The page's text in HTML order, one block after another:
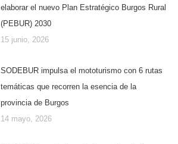
elaborar el nuevo Plan Estratégico Burgos Rural
(PEBUR) 2030
15 junio, 2026
SODEBUR impulsa el mototurismo con 6 rutas
temáticas que recorren la esencia de la
provincia de Burgos
14 mayo, 2026